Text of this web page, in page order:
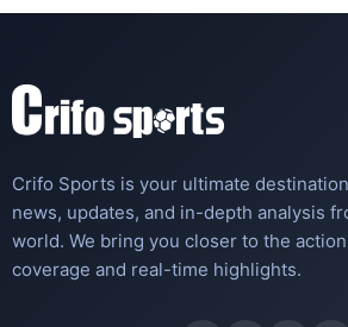
Crifo Sports is your ultimate
news, updates, and in-depth analysis
world. We bring you closer to the
coverage and real-time highlights.